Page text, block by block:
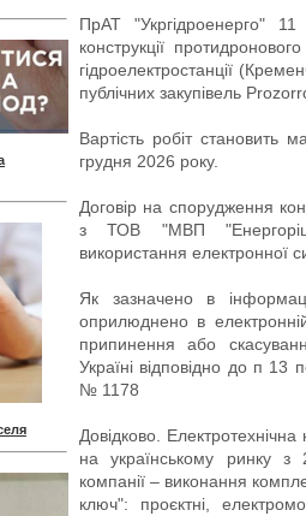
ПрАТ "Укргідроенерго"
конструкції
гідроелектростанції
публічних закупівель
Вартість робіт
грудня 2026 року.
Договір на спорудження
з ТОВ "МВП
використання електронної
Як зазначено в
оприлюднено в
припинення або
Україні відповідно до п 13
№ 1178
Довідково.
на українському ринку з
компанії – виконання
ключ": проєктні,